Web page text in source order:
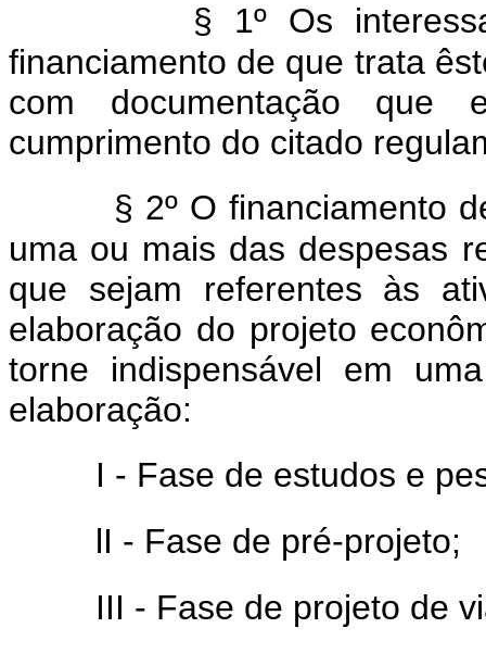
§ 1º Os
financiamento de que trata
com documentação
cumprimento do citado
§ 2º O financiamento
uma ou mais das despesas
que sejam referentes às
elaboração do projeto
torne indispensável em
elaboração:
I - Fase de estudos e
lI - Fase de pré-projeto;
III - Fase de projeto de